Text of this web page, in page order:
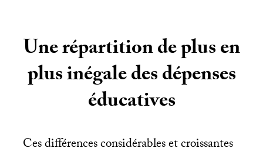
Une répartition de plus en
plus inégale des dépenses
éducatives